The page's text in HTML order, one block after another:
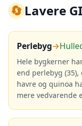
🔄Lavere
Perlebyg→
Hele bygkerner
end perlebyg
havre og quinoa
mere vedvarende